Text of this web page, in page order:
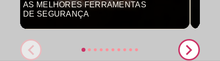
AS MELHORES FERRAMENTAS
DE SEGURANÇA